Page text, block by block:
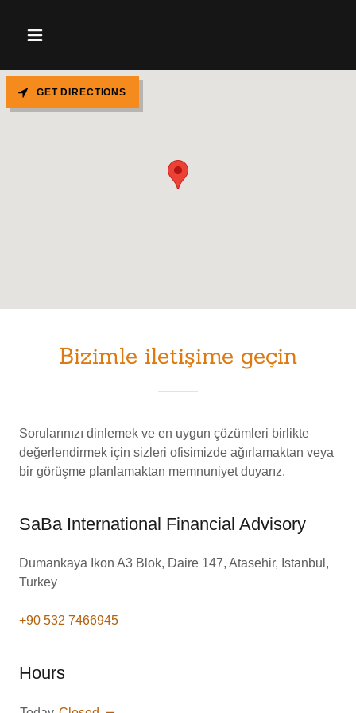
Bizimle iletişime geçin
Sorularınızı dinlemek ve en uygun çözümleri birlikte
değerlendirmek için sizleri ofisimizde ağırlamaktan veya
bir görüşme planlamaktan memnuniyet duyarız.
SaBa International Financial Advisory
Dumankaya Ikon A3 Blok, Daire 147, Atasehir, Istanbul,
Turkey
+90 532 7466945
Hours
GET DIRECTIONS